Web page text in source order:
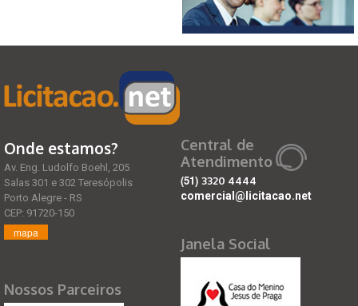
Onde estamos?
Av. Eng. Ludolfo Boehl, 205
Salas 301 e 302 Teresópolis
Porto Alegre - RS
CEP: 91720-150
mapa
Nossos Parceiros
Central de
Atendimento
(51) 3320 4444
comercial@licitacao.net
Janela Social